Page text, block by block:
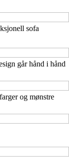
sofa
går hånd i hånd
og mønstre